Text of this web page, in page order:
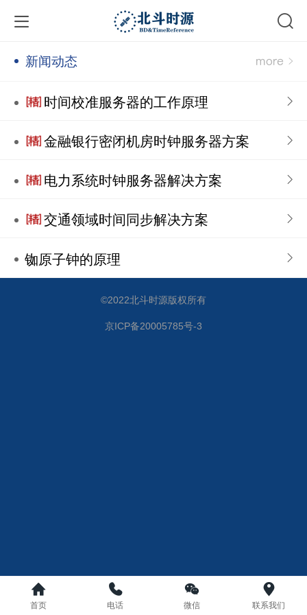
新闻动态
时间校准服务器的工作原理
金融银行密闭机房时钟服务器方案
电力系统时钟服务器解决方案
交通领域时间同步解决方案
铷原子钟的原理
©2022北斗时源版权所有
京ICP备20005785号-3
首页 电话 微信 联系我们